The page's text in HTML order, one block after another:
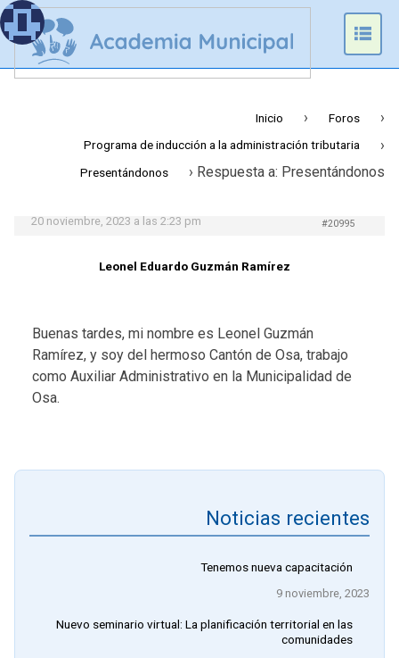
Inicio › Foros ›
Programa de inducción a la administración tributaria ›
Presentándonos › Respuesta a: Presentándonos
20 noviembre, 2023 a las 2:23 pm #20995
Leonel Eduardo Guzmán Ramírez
Buenas tardes, mi nombre es Leonel Guzmán
Ramírez, y soy del hermoso Cantón de Osa, trabajo
como Auxiliar Administrativo en la Municipalidad de
Osa.
Noticias recientes
Tenemos nueva capacitación
9 noviembre, 2023
Nuevo seminario virtual: La planificación territorial en las
comunidades